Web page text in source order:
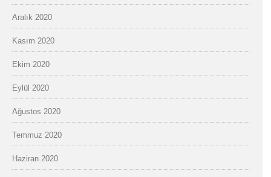
Aralık 2020
Kasım 2020
Ekim 2020
Eylül 2020
Ağustos 2020
Temmuz 2020
Haziran 2020